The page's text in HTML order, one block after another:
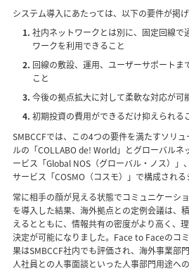
システム導入にあたっては、以下の要件が掲げ
社内ネットワークとは別に、固定回線で
ワークを利用できること
回線の敷設、運用、ユーザーサポートま
こと
今後の拠点拡大に対して柔軟な対応が可
初期投資の費用ができるだけ抑えられる
SMBCCFでは、この4つの要件を満たすソリ
ルの「COLLABO de! World」とグローバルネ
ービス「Global NOS（グローバル・ノス）」
サービス「COSMO（コスモ）」で構成される
常に相手の顔が見える状態でコミュニケーシ
を導入した結果、海外拠点との定例会議は、
えるとともに、情報共有の密度がより高く、
決定が可能になりました。Face to Faceのコ
果はSMBCCF社内でも評価され、海外事業部
人社員との人事面談といった人事部門用途へ